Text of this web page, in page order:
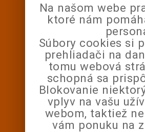
Na našom webe
ktoré nám
Súbory cookies si
prehliadači na
tomu webová
schopná sa
Blokovanie
vplyv na vašu
webom, taktiež
vám ponuku na